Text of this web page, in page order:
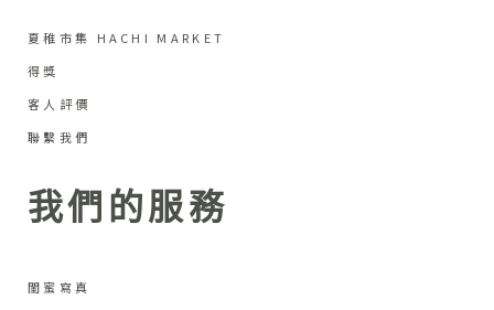
夏稚市集 HACHI MARKET
得獎
客人評價
聯繫我們
我們的服務
閨蜜寫真